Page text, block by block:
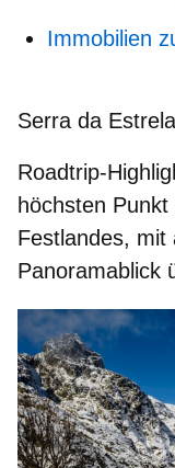
Immobilien
Serra da
Roadtrip-
höchsten
Festlandes, mit
Panoramablick